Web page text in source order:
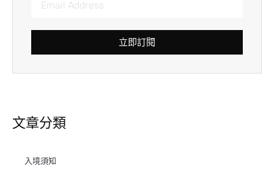
立即訂閱
文章分類
入境須知